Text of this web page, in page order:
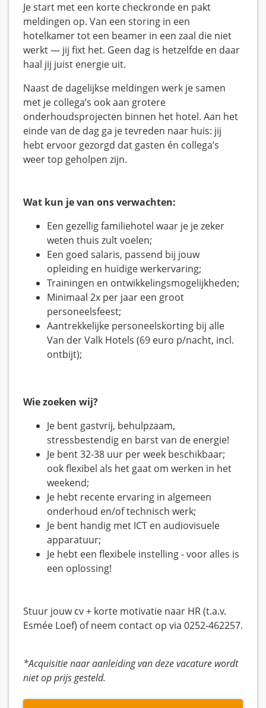
Je start met een korte checkronde en pakt
meldingen op. Van een storing in een
hotelkamer tot een beamer in een zaal die niet
werkt — jij fixt het. Geen dag is hetzelfde en daar
haal jij juist energie uit.
Naast de dagelijkse meldingen werk je samen
met je collega’s ook aan grotere
onderhoudsprojecten binnen het hotel. Aan het
einde van de dag ga je tevreden naar huis: jij
hebt ervoor gezorgd dat gasten én collega’s
weer top geholpen zijn.
Wat kun je van ons verwachten:
Een gezellig familiehotel waar je je zeker
weten thuis zult voelen;
Een goed salaris, passend bij jouw
opleiding en huidige werkervaring;
Trainingen en ontwikkelingsmogelijkheden;
Minimaal 2x per jaar een groot
personeelsfeest;
Aantrekkelijke personeelskorting bij alle
Van der Valk Hotels (69 euro p/nacht, incl.
ontbijt);
Wie zoeken wij?
Je bent gastvrij, behulpzaam,
stressbestendig en barst van de energie!
Je bent 32-38 uur per week beschikbaar;
ook flexibel als het gaat om werken in het
weekend;
Je hebt recente ervaring in algemeen
onderhoud en/of technisch werk;
Je bent handig met ICT en audiovisuele
apparatuur;
Je hebt een flexibele instelling - voor alles is
een oplossing!
Stuur jouw cv + korte motivatie naar HR (t.a.v.
Esmée Loef) of neem contact op via 0252-462257.
*Acquisitie naar aanleiding van deze vacature wordt
niet op prijs gesteld.